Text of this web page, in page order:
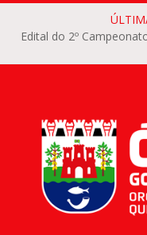
Edital do 2º